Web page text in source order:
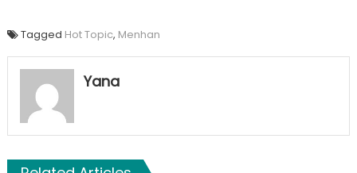
Tagged Hot Topic, Menhan
Yana